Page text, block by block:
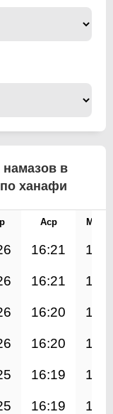
в
по ханафи
Аср
16:21
16:21
16:20
16:20
16:19
16:19